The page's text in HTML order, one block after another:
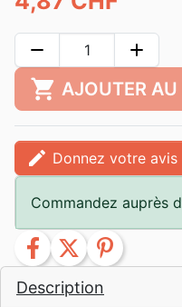
Description
remove add
shopping_cart AJOUTER AU
edit Donnez votre avis
Commandez auprès
facebook twitter pinterest